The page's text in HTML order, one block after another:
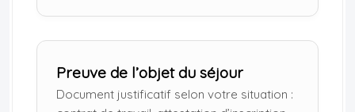
Preuve de l’objet du séjour
Document justificatif selon votre situation :